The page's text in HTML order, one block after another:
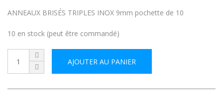
ANNEAUX BRISÉS TRIPLES INOX 9mm pochette de 10
10 en stock (peut être commandé)
AJOUTER AU PANIER